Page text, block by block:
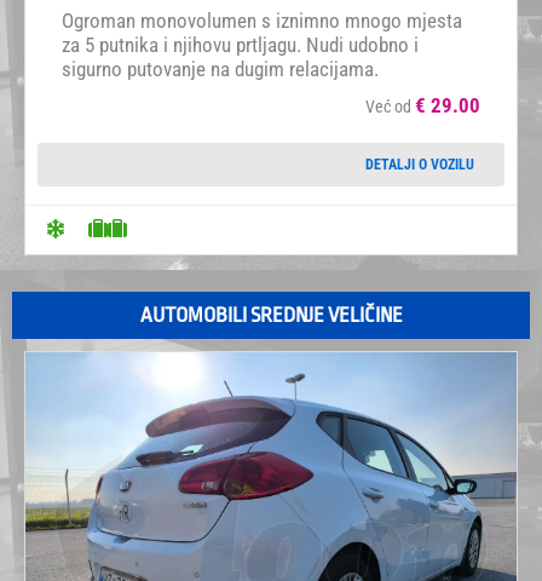
Ogroman monovolumen s iznimno mnogo mjesta
za 5 putnika i njihovu prtljagu. Nudi udobno i
sigurno putovanje na dugim relacijama.
Već od € 29.00
DETALJI O VOZILU
AUTOMOBILI SREDNJE VELIČINE